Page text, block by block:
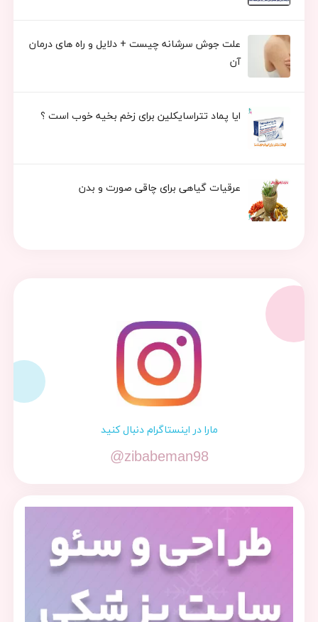
علت جوش سرشانه چیست + دلایل و راه های درمان
آن
ایا پماد تتراسایکلین برای زخم بخیه خوب است ؟
عرقیات گیاهی برای چاقی صورت و بدن
مارا در اینستاگرام دنبال کنید
@zibabeman98